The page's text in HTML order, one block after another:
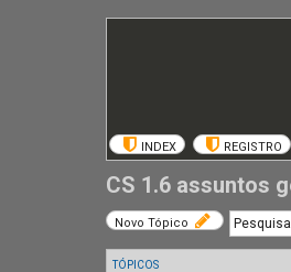
INDEX REGISTRO
CS 1.6 assuntos
Novo Tópico
TÓPICOS